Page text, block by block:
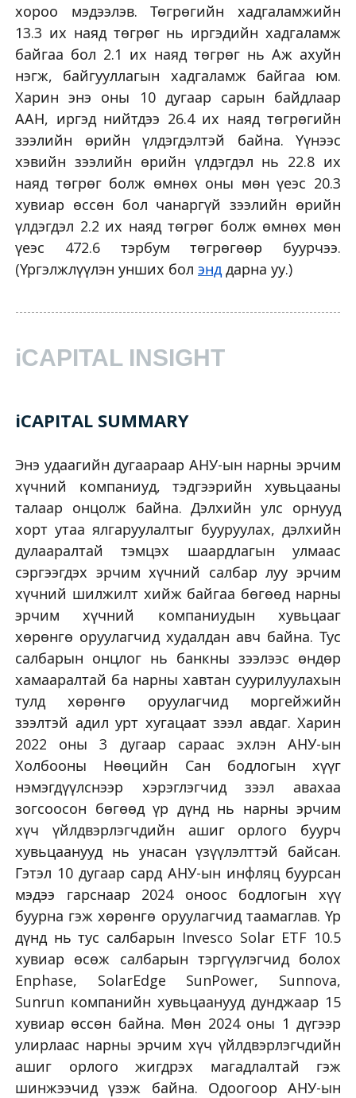
хороо мэдээлэв. Төгрөгийн хадгаламжийн
13.3 их наяд төгрөг нь иргэдийн хадгаламж
байгаа бол 2.1 их наяд төгрөг нь Аж ахуйн
нэгж, байгууллагын хадгаламж байгаа юм.
Харин энэ оны 10 дугаар сарын байдлаар
ААН, иргэд нийтдээ 26.4 их наяд төгрөгийн
зээлийн өрийн үлдэгдэлтэй байна. Үүнээс
хэвийн зээлийн өрийн үлдэгдэл нь 22.8 их
наяд төгрөг болж өмнөх оны мөн үеэс 20.3
хувиар өссөн бол чанаргүй зээлийн өрийн
үлдэгдэл 2.2 их наяд төгрөг болж өмнөх мөн
үеэс 472.6 тэрбум төгрөгөөр буурчээ.
(Үргэлжлүүлэн унших бол энддарна уу.)
iCAPITAL INSIGHT
iCAPITAL SUMMARY
Энэ удаагийн дугаараар АНУ-ын нарны эрчим
хүчний компаниуд, тэдгээрийн хувьцааны
талаар онцолж байна. Дэлхийн улс орнууд
хорт утаа ялгаруулалтыг бууруулах, дэлхийн
дулааралтай тэмцэх шаардлагын улмаас
сэргээгдэх эрчим хүчний салбар луу эрчим
хүчний шилжилт хийж байгаа бөгөөд нарны
эрчим хүчний компаниудын хувьцааг
хөрөнгө оруулагчид худалдан авч байна. Тус
салбарын онцлог нь банкны зээлээс өндөр
хамааралтай ба нарны хавтан суурилуулахын
тулд хөрөнгө оруулагчид моргейжийн
зээлтэй адил урт хугацаат зээл авдаг. Харин
2022 оны 3 дугаар сараас эхлэн АНУ-ын
Холбооны Нөөцийн Сан бодлогын хүүг
нэмэгдүүлснээр хэрэглэгчид зээл авахаа
зогсоосон бөгөөд үр дүнд нь нарны эрчим
хүч үйлдвэрлэгчдийн ашиг орлого буурч
хувьцаанууд нь унасан үзүүлэлттэй байсан.
Гэтэл 10 дугаар сард АНУ-ын инфляц буурсан
мэдээ гарснаар 2024 оноос бодлогын хүү
буурна гэж хөрөнгө оруулагчид таамаглав. Үр
дүнд нь тус салбарын Invesco Solar ETF 10.5
хувиар өсөж салбарын тэргүүлэгчид болох
Enphase, SolarEdge SunPower, Sunnova,
Sunrun компанийн хувьцаанууд дунджаар 15
хувиар өссөн байна. Мөн 2024 оны 1 дүгээр
улирлаас нарны эрчим хүч үйлдвэрлэгчдийн
ашиг орлого жигдрэх магадлалтай гэж
шинжээчид үзэж байна. Одоогоор АНУ-ын